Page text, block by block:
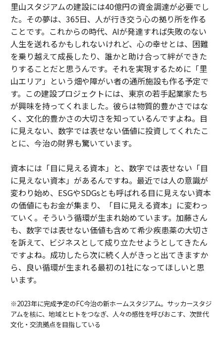
里山スタジアムの建設には40億円の資金調達が必要でし
た。その夢は、365日、人が行き交う心の拠り所を作る
ことです。これからの時代、AIが発達すれば失敗のない
人生を送れるかもしれないけれど、心の幸せとは、困難
を乗り越えて成長したり、誰かと助け合って絆ができた
りすることだと思うんです。それを実現するために「里
山エリア」という畑や障がい者の通所施設も作る予定で
す。この建設プロジェクトには、東京の若手起業家たち
が興味を持ってくれました。彼らは物質的豊かさではな
く、文化的豊かさの大切さを知っているんですよね。目
に見えない、数字では表せない価値に投資してくれたこ
とに、今治の財界も驚いています。
資本には「目に見える資本」と、数字では表せない「目
に見えない資本」があるんですね。最近では人の意識が
変わり始め、ESGやSDGsとも呼ばれる目に見えない資本
の価値にもお金が集まり、「目に見える資本」に変わっ
ていく。そういう循環が生まれ始めています。加藤さん
も、数字では表せない価値も含めて希少疾患薬の大切さ
を訴えて、ビジネスとして成り立たせようとしてきたん
ですよね。成功したら次に続く人がきっと出てきますか
ら、良い循環が生まれる最初の1社になってほしいと思
います。
※2023年に完成予定のFC今治の新ホームスタジアム。サッカースタジ
アムを核に、地域とヒトをつなぎ、人々の感性を呼びおこす、次世代
文化・交流拠点を目指している